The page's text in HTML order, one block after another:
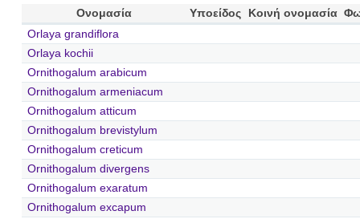
Ονομασία Υποείδος Κοινή ονομασία
Orlaya grandiflora
Orlaya kochii
Ornithogalum arabicum
Ornithogalum armeniacum
Ornithogalum atticum
Ornithogalum brevistylum
Ornithogalum creticum
Ornithogalum divergens
Ornithogalum exaratum
Ornithogalum excapum